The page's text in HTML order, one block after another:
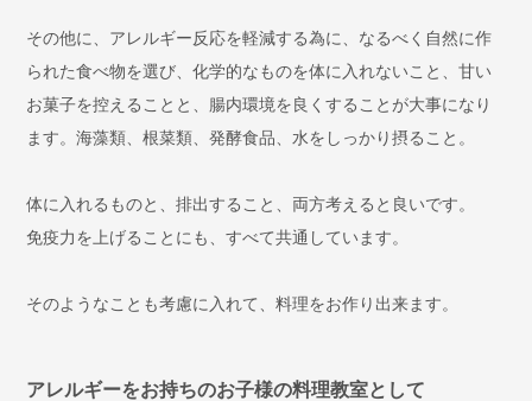
その他に、アレルギー反応を軽減する為に、なるべく自然に作
られた食べ物を選び、化学的なものを体に入れないこと、甘い
お菓子を控えることと、腸内環境を良くすることが大事になり
ます。海藻類、根菜類、発酵食品、水をしっかり摂ること。
体に入れるものと、排出すること、両方考えると良いです。
免疫力を上げることにも、すべて共通しています。
そのようなことも考慮に入れて、料理をお作り出来ます。
アレルギーをお持ちのお子様の料理教室として